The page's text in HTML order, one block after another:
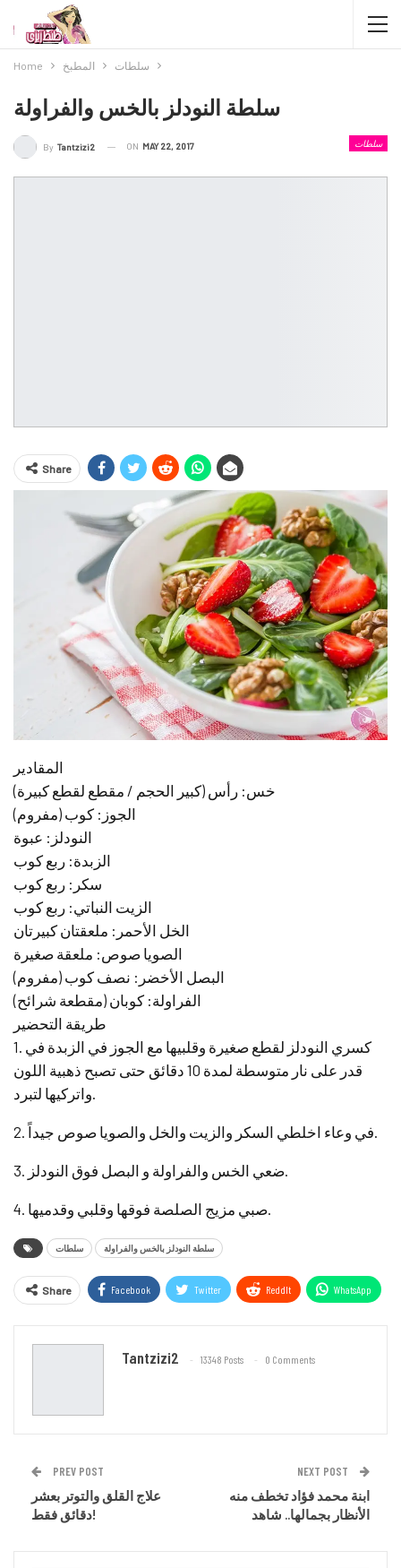
Home المطبخ سلطات
سلطة النودلز بالخس والفراولة
سلطات By Tantzizi2 ON MAY 22, 2017
Share
المقادير
خس: رأس (كبير الحجم / مقطع لقطع كبيرة)
الجوز: كوب (مفروم)
النودلز: عبوة
الزبدة: ربع كوب
سكر: ربع كوب
الزيت النباتي: ربع كوب
الخل الأحمر: ملعقتان كبيرتان
الصويا صوص: ملعقة صغيرة
البصل الأخضر: نصف كوب (مفروم)
الفراولة: كوبان (مقطعة شرائح)
طريقة التحضير
1. كسري النودلز لقطع صغيرة وقلبيها مع الجوز في الزبدة في
قدر على نار متوسطة لمدة 10 دقائق حتى تصبح ذهبية اللون
سلطات سلطة النودلز بالخس والفراولة
Share Facebook Twitter ReddIt WhatsApp
Tantzizi2 13348 Posts 0 Comments
PREV POST
علاج القلق والتوتر بعشر
دقائق فقط!
NEXT POST
ابنة محمد فؤاد تخطف منه
الأنظار بجمالها.. شاهد